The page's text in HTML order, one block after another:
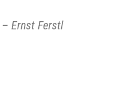
– Ernst Ferstl